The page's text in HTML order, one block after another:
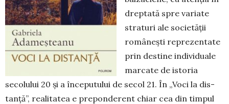
drep­tată spre va­riate
straturi ale societății
românești re­pre­zentate
prin destine in­dividuale
marcate de istoria
secolului 20 și a începutului de secol 21. În „Voci la dis­
tanță”, realitatea e pre­pon­derent chiar cea din timpul